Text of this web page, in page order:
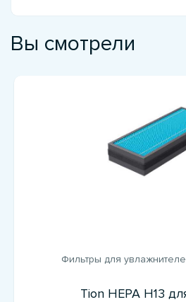
Вы смотрели
Фильтры для
Tion НЕРА Н13